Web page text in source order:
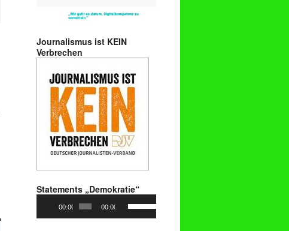
Journalismus ist KEIN
Verbrechen
Statements „Demokratie“
00:00 00:00
Hoch/Runter
benutzen,